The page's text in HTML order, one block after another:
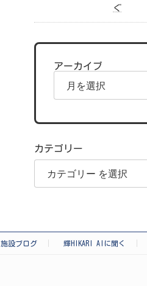
ぐ
アーカイブ
カテゴリー
施設ブログ 輝HIKARI AIに聞く